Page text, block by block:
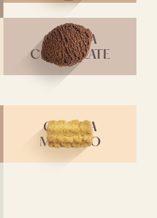
GALLETA
CHOCOLATE
GALLETA
MARANEO